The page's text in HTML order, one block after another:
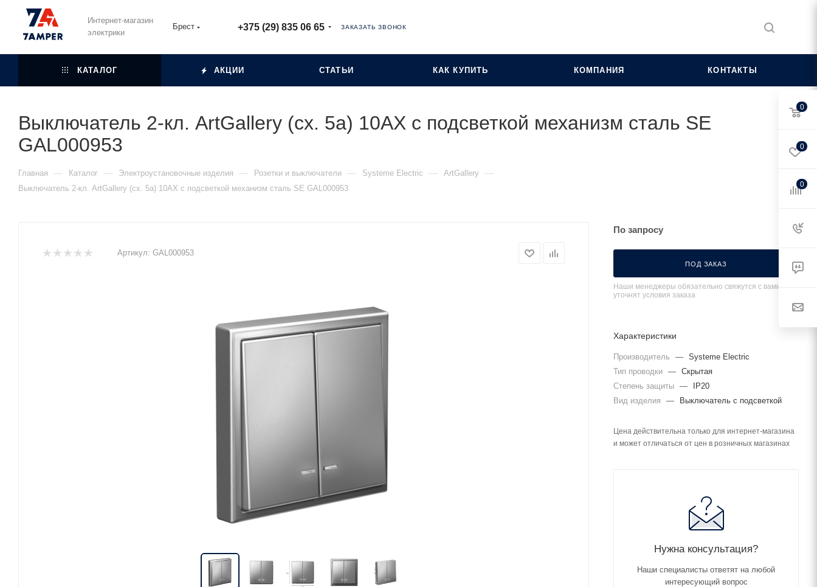
Интернет-магазин
электрики
Брест +375 (29) 835 06 65 ЗАКАЗАТЬ ЗВОНОК
КАТАЛОГ АКЦИИ СТАТЬИ КАК КУПИТЬ КОМПАНИЯ КОНТАКТЫ
Выключатель 2-кл. ArtGallery (сх. 5а) 10AX с подсветкой механизм сталь SE
GAL000953
Главная — Каталог — Электроустановочные изделия — Розетки и выключатели — Systeme Electric — ArtGallery —
Выключатель 2-кл. ArtGallery (сх. 5а) 10AX с подсветкой механизм сталь SE GAL000953
Артикул: GAL000953
По запросу
ПОД ЗАКАЗ
Наши менеджеры обязательно свяжутся с вами и
уточнят условия заказа
Характеристики
Производитель — Systeme Electric
Тип проводки — Скрытая
Степень защиты —
IP20
Вид изделия
— Выключатель с подсветкой
Цена действительна только для интернет-магазина
и может отличаться от цен в розничных магазинах
Нужна консультация?
Наши специалисты ответят на любой
интересующий вопрос
0
0
0